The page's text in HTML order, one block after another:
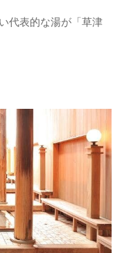
代表的な湯が「草津